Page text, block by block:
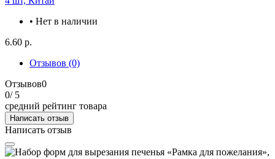
• Нет в наличии
6.60 р.
Отзывов (0)
Отзывов0
0/ 5
средний рейтинг товара
Написать отзыв
Написать отзыв